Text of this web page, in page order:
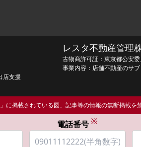
店支援
レスタ不動産管理
古物商許可証：東京都公安
事業内容：店舗不動産のサ
」に掲載されている図、記事等の情報の無断掲載
電話番号 ※